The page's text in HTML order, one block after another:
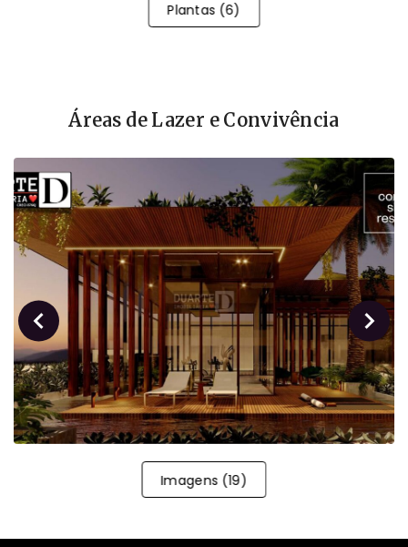
Plantas (6)
Áreas de Lazer e Convivência
Imagens(19)